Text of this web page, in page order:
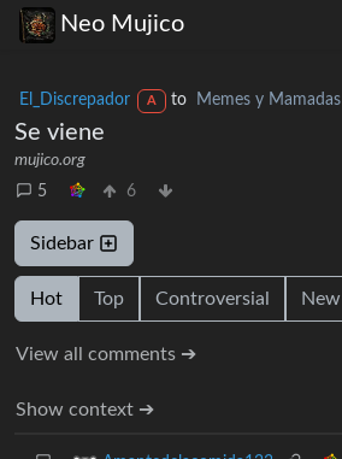
Neo Mujico
El_Discrepador A to Memes y Mamadas
Se viene
mujico.org
5
6
Sidebar
Hot Top Controversial New
View all comments ➔
Show context ➔